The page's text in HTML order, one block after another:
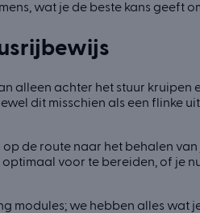
wat je de beste kans geeft
alleen achter het stuur kruipen
dit misschien als een flinke
de route naar het behalen
voor te bereiden, of je
modules; we hebben alles wat